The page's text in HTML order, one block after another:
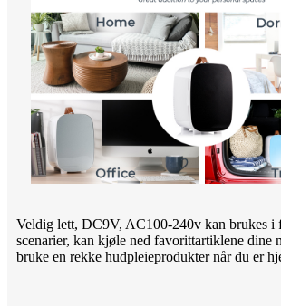
Veldig lett, DC9V, AC100-240v kan brukes i
scenarier, kan kjøle ned favorittartiklene dine
bruke en rekke hudpleieprodukter når du er